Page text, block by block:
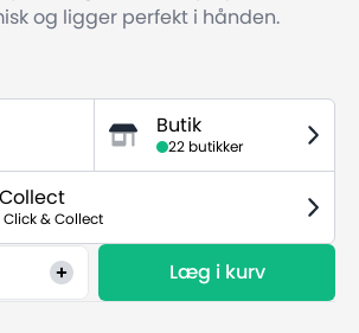
og ligger perfekt i hånden.
Butik
22 butikker
Click & Collect
Læg i kurv